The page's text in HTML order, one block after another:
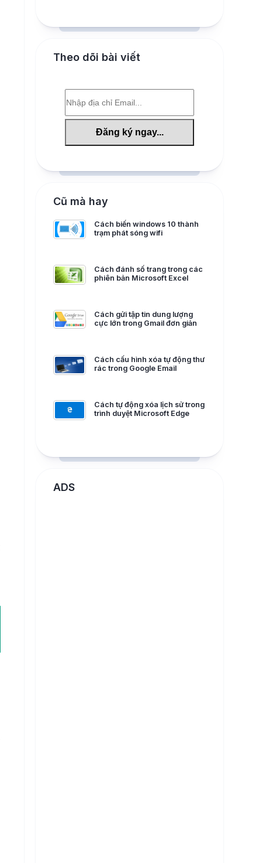
Theo dõi bài viết
Cũ mà hay
Cách biến windows 10 thành
trạm phát sóng wifi
Cách đánh số trang trong các
phiên bản Microsoft Excel
Cách gửi tập tin dung lượng
cực lớn trong Gmail đơn giản
Cách cấu hình xóa tự động thư
rác trong Google Email
Cách tự động xóa lịch sử trong
trình duyệt Microsoft Edge
ADS